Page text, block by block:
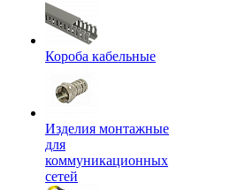
Короба кабельные
Изделия монтажные
для
коммуникационных
сетей